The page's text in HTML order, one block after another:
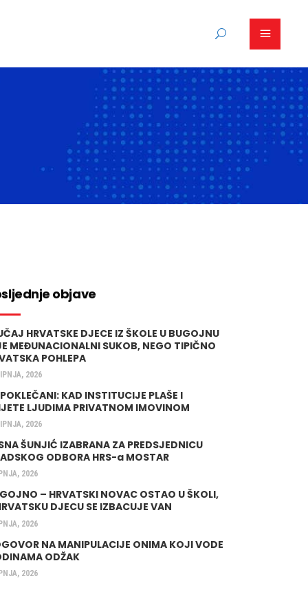
objave
HRVATSKE DJECE IZ ŠKOLE U BUGOJNU
MEĐUNACIONALNI SUKOB, NEGO TIPIČNO
POHLEPA
2026
KAD INSTITUCIJE PLAŠE I
LJUDIMA PRIVATNOM IMOVINOM
2026
ŠUNJIĆ IZABRANA ZA PREDSJEDNICU
ODBORA HRS-a MOSTAR
2026
– HRVATSKI NOVAC OSTAO U ŠKOLI,
DJECU SE IZBACUJE VAN
2026
NA MANIPULACIJE ONIMA KOJI VODE
ODŽAK
2026